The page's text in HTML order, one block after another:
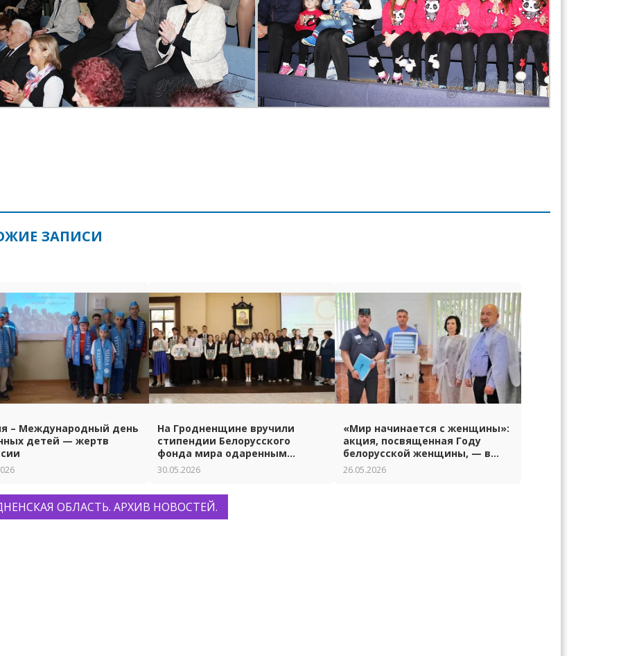
ЗАПИСИ
– Международный день
детей — жертв
На Гродненщине вручили
стипендии Белорусского
фонда мира одаренным
ученикам и студентам.
30.05.2026
«Мир начинается с женщины»:
акция, посвященная Году
белорусской женщины, — в
Гродно
26.05.2026
ОБЛАСТЬ. АРХИВ НОВОСТЕЙ.